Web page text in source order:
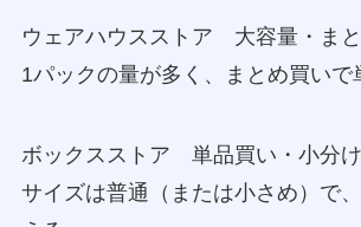
ウェアハウスストア 大容量・ま
1パックの量が多く、まとめ買いで
ボックスストア 単品買い・小分け
サイズは普通（または小さめ）で